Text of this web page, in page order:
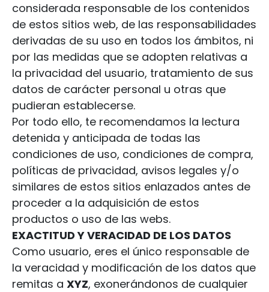
considerada responsable de los contenidos
de estos sitios web, de las responsabilidades
derivadas de su uso en todos los ámbitos, ni
por las medidas que se adopten relativas a
la privacidad del usuario, tratamiento de sus
datos de carácter personal u otras que
pudieran establecerse.
Por todo ello, te recomendamos la lectura
detenida y anticipada de todas las
condiciones de uso, condiciones de compra,
políticas de privacidad, avisos legales y/o
similares de estos sitios enlazados antes de
proceder a la adquisición de estos
productos o uso de las webs.
EXACTITUD Y VERACIDAD DE LOS DATOS
Como usuario, eres el único responsable de
la veracidad y modificación de los datos que
remitas a XYZ, exonerándonos de cualquier